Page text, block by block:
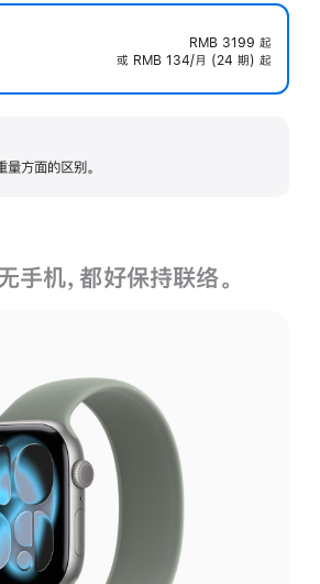
RMB 3199 起
或 RMB 134/月 (24 期) 起
方面的区别。
手机，都好保持联络。